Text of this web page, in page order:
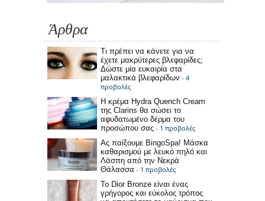
Άρθρα
Τι πρέπει να κάνετε για να
έχετε μακρύτερες βλεφαρίδες;
Δώστε μία ευκαιρία στα
μαλακτικά βλεφαρίδων - 4
προβολές
Η κρέμα Hydra Quench Cream
της Clarins θα σώσει το
αφυδατωμένο δέρμα του
προσώπου σας - 1 προβολές
Ας παίξουμε BingoSpa! Μάσκα
καθαρισμού με λευκό πηλό και
Λάσπη από την Νεκρά
Θάλασσα - 1 προβολές
Το Dior Bronze είναι ένας
γρήγορος και εύκολος τρόπος